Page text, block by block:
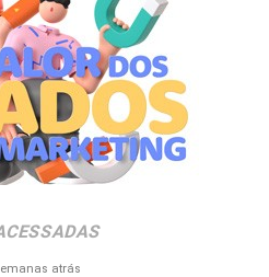
Renata Brigatti Lange,
nacional e estará
em todos os restaurantes
2026, ou enquanto durarem
atrás